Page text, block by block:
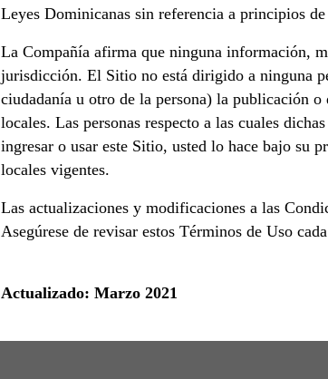
Leyes Dominicanas sin referencia a principios
La Compañía afirma que ninguna información,
jurisdicción. El Sitio no está dirigido a ninguna
ciudadanía u otro de la persona) la publicación
locales. Las personas respecto a las cuales
ingresar o usar este Sitio, usted lo hace bajo su
locales vigentes.
Las actualizaciones y modificaciones a las
Asegúrese de revisar estos Términos de Uso
Actualizado: Marzo 2021